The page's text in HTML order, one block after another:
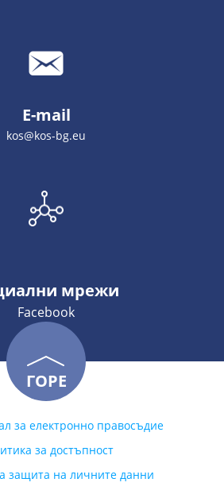
E-mail
kos@kos-bg.eu
мрежи
Facebook
ГОРЕ
за електронно правосъдие
за достъпност
защита на личните данни